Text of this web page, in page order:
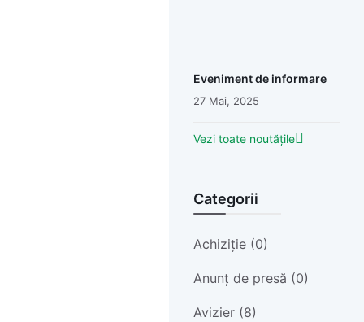
Eveniment de informare
27 Mai, 2025
Vezi toate noutățile
Categorii
Achiziție (0)
Anunț de presă (0)
Avizier (8)